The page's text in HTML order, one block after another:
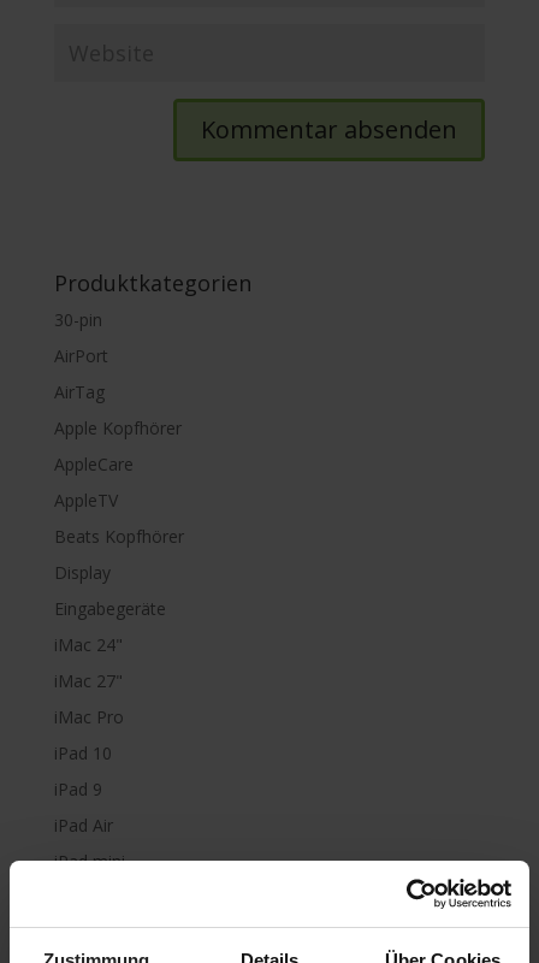
Produktkategorien
30-pin
AirPort
AirTag
Apple Kopfhörer
AppleCare
AppleTV
Beats Kopfhörer
Display
Eingabegeräte
iMac 24"
iMac 27"
iMac Pro
iPad 10
iPad 9
iPad Air
iPad mini
iPhone 6